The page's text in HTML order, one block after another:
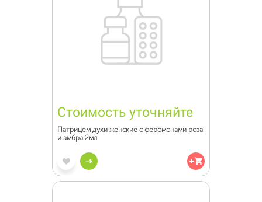
Стоимость уточняйте
Патрицем духи женские с феромонами роза
и амбра 2мл